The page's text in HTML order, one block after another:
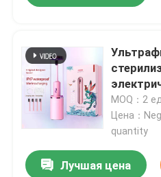
41000
MOQ：2
Цена：
quantity
Лучшая цена